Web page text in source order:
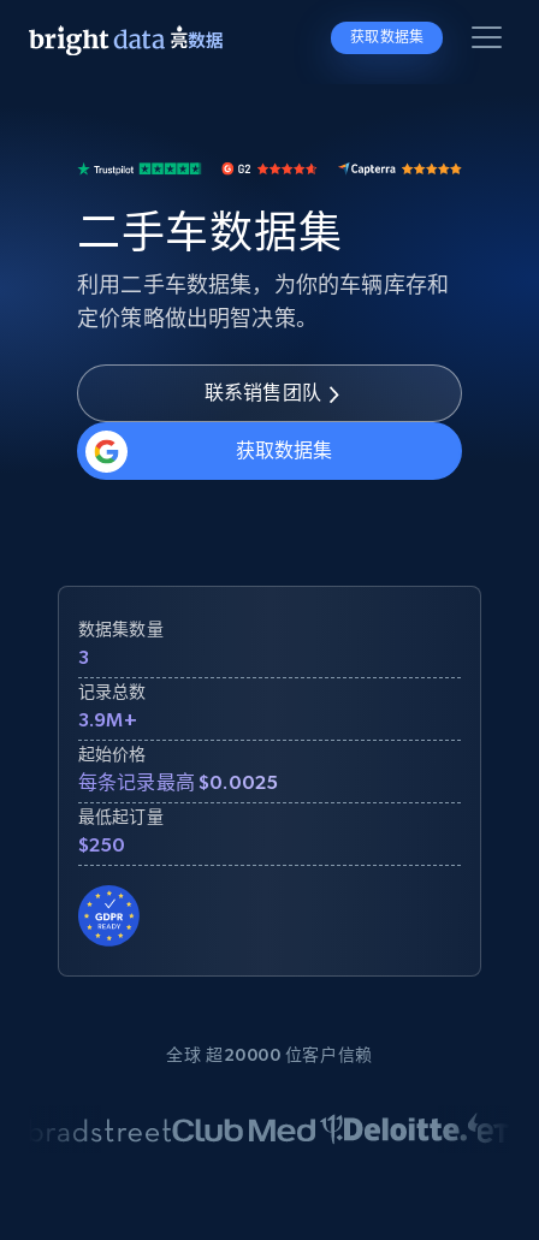
获取数据集
二手车数据集
利用二手车数据集，为你的车辆库存和
定价策略做出明智决策。
联系销售团队
获取数据集
数据集数量
3
记录总数
3.9M+
起始价格
每条记录最高 $0.0025
最低起订量
$250
全球 超20000 位客户信赖